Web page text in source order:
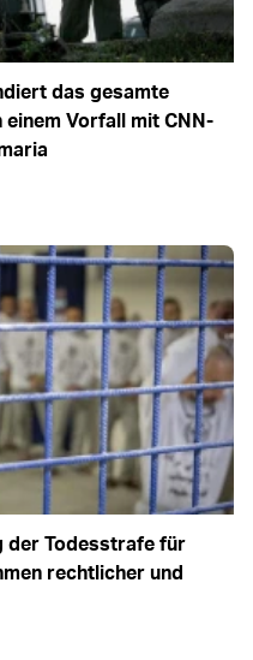
das gesamte
einem Vorfall mit CNN-
der Todesstrafe für
rechtlicher und